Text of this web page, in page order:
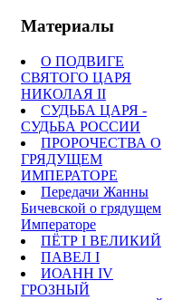
Материалы
О ПОДВИГЕ
СВЯТОГО ЦАРЯ
НИКОЛАЯ II
СУДЬБА ЦАРЯ -
СУДЬБА РОССИИ
ПРОРОЧЕСТВА О
ГРЯДУЩЕМ
ИМПЕРАТОРЕ
Передачи Жанны
Бичевской о грядущем
Императоре
ПЁТР I ВЕЛИКИЙ
ПАВЕЛ I
ИОАНН IV
ГРОЗНЫЙ